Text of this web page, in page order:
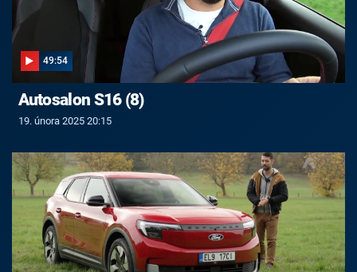
49:54
Autosalon S16 (8)
19. února 2025 20:15